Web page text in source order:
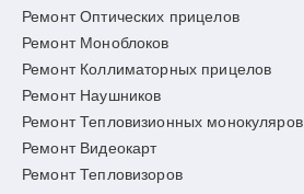
Ремонт Оптических прицелов
Ремонт Моноблоков
Ремонт Коллиматорных прицелов
Ремонт Наушников
Ремонт Тепловизионных монокуляров
Ремонт Видеокарт
Ремонт Тепловизоров